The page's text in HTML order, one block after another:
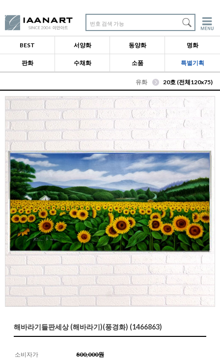
번호 검색 가능
BEST 서양화 동양화 명화
판화 수채화 소품 특별기획
유화 20호 (전체120x75)
해바라기들판세상 (해바라기)(풍경화) (1466863)
소비자가 800,000원